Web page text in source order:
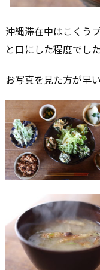
沖縄滞在中はこくう
と口にした程度でし
お写真を見た方が早